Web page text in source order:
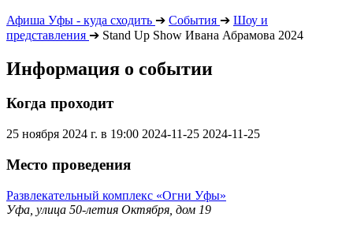
Афиша Уфы - куда сходить ➔ События ➔ Шоу и
представления ➔ Stand Up Show Ивана Абрамова 2024
Информация о событии
Когда проходит
25 ноября 2024 г. в 19:00 2024-11-25 2024-11-25
Место проведения
Развлекательный комплекс «Огни Уфы»
Уфа, улица 50-летия Октября, дом 19